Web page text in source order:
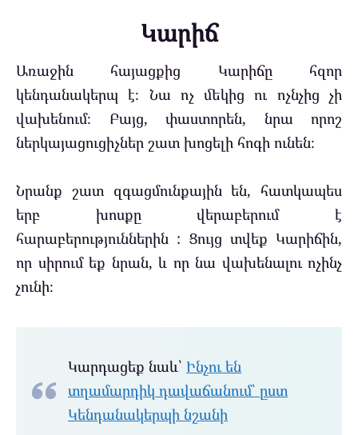
Կարիճ
Առաջին հայացքից Կարիճը հզոր
կենդանակերպ է։ Նա ոչ մեկից ու ոչնչից չի
վախենում։ Բայց, փաստորեն, նրա որոշ
ներկայացուցիչներ շատ խոցելի հոգի ունեն։
Նրանք շատ զգացմունքային են, հատկապես
երբ խոսքը վերաբերում է
հարաբերություններին : Ցույց տվեք Կարիճին,
որ սիրում եք նրան, և որ նա վախենալու ոչինչ
չունի։
Կարդացեք նաև՝ Ինչու են
տղամարդիկ դավաճանում՝ ըստ
Կենդանակերպի նշանի